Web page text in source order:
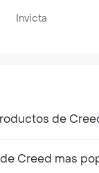
Invicta
de
Creed mas